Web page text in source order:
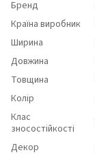
Бренд
Країна виробник
Ширина
Довжина
Товщина
Колір
Клас
зносостійкості
Декор